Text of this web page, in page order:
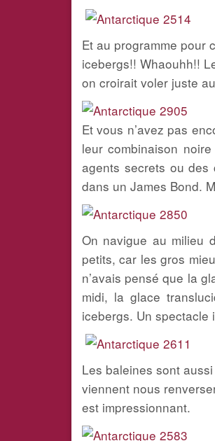
Et au programme pour
icebergs!! Whaouhh!!
on croirait voler juste
Et vous n’avez pas
leur combinaison
agents secrets ou des
dans un James Bond.
On navigue au milieu
petits, car les gros
n’avais pensé que la
midi, la glace
icebergs. Un spectacle
Les baleines sont
viennent nous
est impressionnant.